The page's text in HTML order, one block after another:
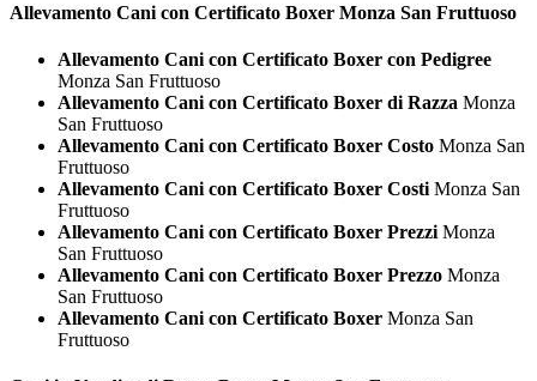
Allevamento Cani con Certificato Boxer Monza San Fruttuoso
Allevamento Cani con Certificato Boxer con Pedigree
Monza San Fruttuoso
Allevamento Cani con Certificato Boxer di Razza Monza
San Fruttuoso
Allevamento Cani con Certificato Boxer Costo Monza San
Fruttuoso
Allevamento Cani con Certificato Boxer Costi Monza San
Fruttuoso
Allevamento Cani con Certificato Boxer Prezzi Monza
San Fruttuoso
Allevamento Cani con Certificato Boxer Prezzo Monza
San Fruttuoso
Allevamento Cani con Certificato Boxer Monza San
Fruttuoso